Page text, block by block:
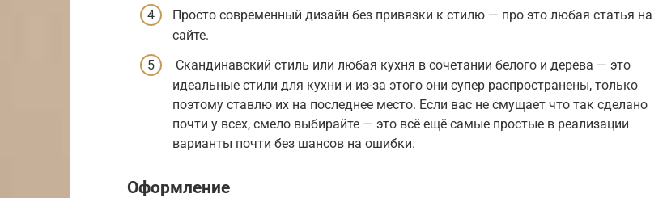
Просто современный дизайн без привязки к стилю — про это любая статья на
сайте.
Скандинавский стиль или любая кухня в сочетании белого и дерева — это
идеальные стили для кухни и из-за этого они супер распространены, только
поэтому ставлю их на последнее место. Если вас не смущает что так сделано
почти у всех, смело выбирайте — это всё ещё самые простые в реализации
варианты почти без шансов на ошибки.
Оформление